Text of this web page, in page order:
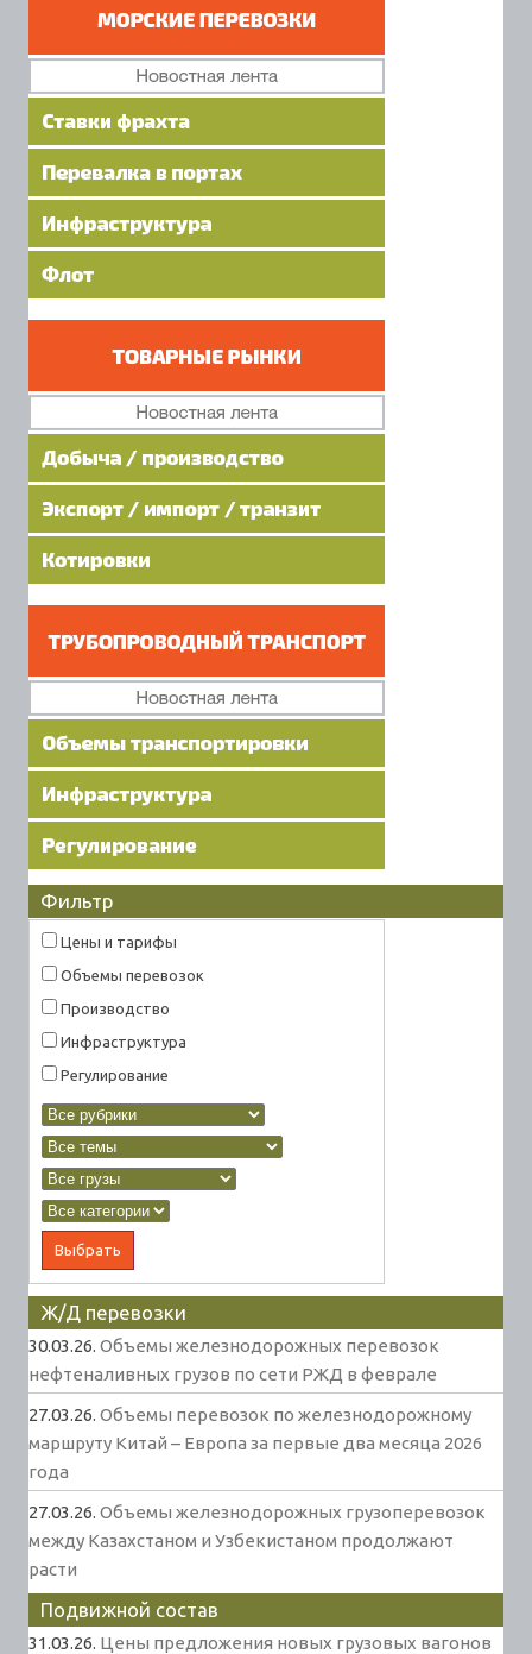
Фильтр
Цены и тарифы
Объемы перевозок
Производство
Инфраструктура
Регулирование
Ж/Д перевозки
30.03.26. Объемы железнодорожных перевозок
нефтеналивных грузов по сети РЖД в феврале
27.03.26. Объемы перевозок по железнодорожному
маршруту Китай – Европа за первые два месяца 2026
года
27.03.26. Объемы железнодорожных грузоперевозок
между Казахстаном и Узбекистаном продолжают
расти
Подвижной состав
31.03.26. Цены предложения новых грузовых вагонов